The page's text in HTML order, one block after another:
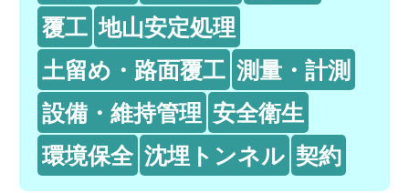
覆工 地山安定処理
土留め・路面覆工 測量・計測
設備・維持管理 安全衛生
環境保全 沈埋トンネル 契約